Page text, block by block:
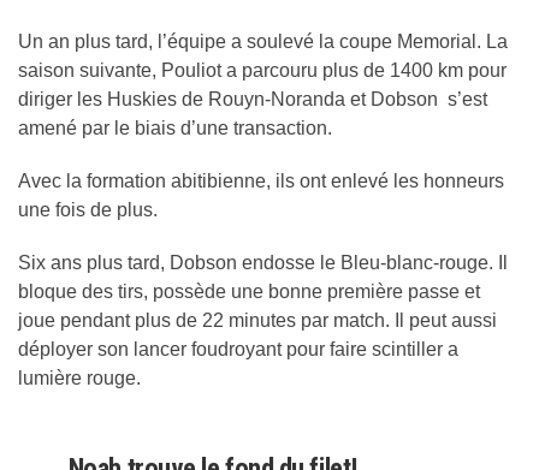
Un an plus tard, l’équipe a soulevé la coupe Memorial. La
saison suivante, Pouliot a parcouru plus de 1400 km pour
diriger les Huskies de Rouyn-Noranda et Dobson s’est
amené par le biais d’une transaction.
Avec la formation abitibienne, ils ont enlevé les honneurs
une fois de plus.
Six ans plus tard, Dobson endosse le Bleu-blanc-rouge. Il
bloque des tirs, possède une bonne première passe et
joue pendant plus de 22 minutes par match. Il peut aussi
déployer son lancer foudroyant pour faire scintiller a
lumière rouge.